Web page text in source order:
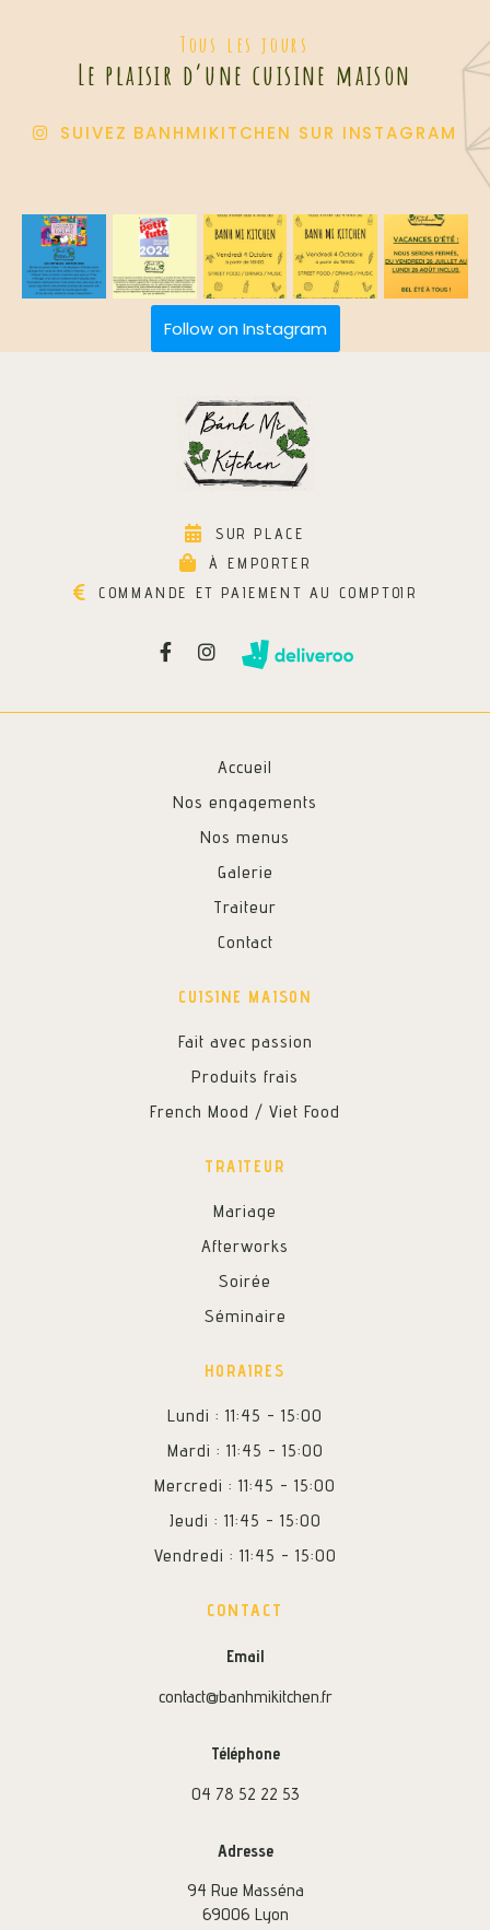
Tous les jours
Le plaisir d’une cuisine maison
SUIVEZ BANHMIKITCHEN SUR INSTAGRAM
Follow on Instagram
SUR PLACE
À EMPORTER
COMMANDE ET PAIEMENT AU COMPTOIR
Accueil
Nos engagements
Nos menus
Galerie
Traiteur
Contact
CUISINE MAISON
Fait avec passion
Produits frais
French Mood / Viet Food
TRAITEUR
Mariage
Afterworks
Soirée
Séminaire
HORAIRES
Lundi : 11:45 - 15:00
Mardi : 11:45 - 15:00
Mercredi : 11:45 - 15:00
Jeudi : 11:45 - 15:00
Vendredi : 11:45 - 15:00
CONTACT
Email
contact@banhmikitchen.fr
Téléphone
04 78 52 22 53
Adresse
94 Rue Masséna
69006 Lyon